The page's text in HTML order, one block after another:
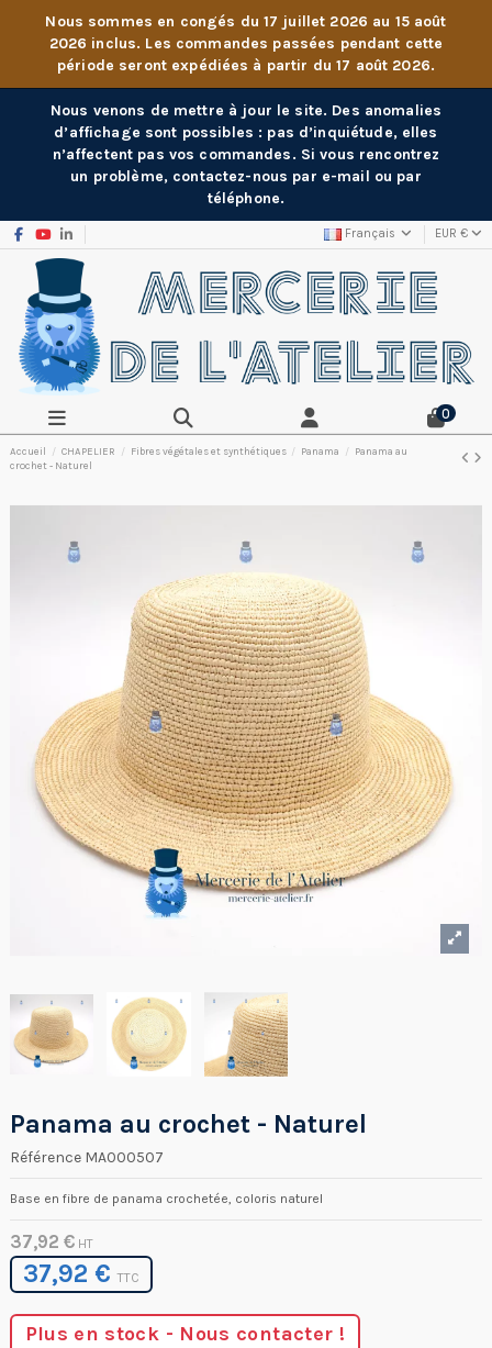
Nous sommes en congés du 17 juillet 2026 au 15 août
2026 inclus. Les commandes passées pendant cette
période seront expédiées à partir du 17 août 2026.
Nous venons de mettre à jour le site. Des anomalies
d’affichage sont possibles : pas d’inquiétude, elles
n’affectent pas vos commandes. Si vous rencontrez
un problème, contactez-nous par e-mail ou par
téléphone.
Français EUR €
0
Accueil CHAPELIER Fibres végétales et synthétiques Panama
Panama au
crochet - Naturel
Panama au crochet - Naturel
Référence MA000507
Base en fibre de panama crochetée, coloris naturel
Plus en stock - Nous contacter !
37,92 € HT
37,92 €TTC